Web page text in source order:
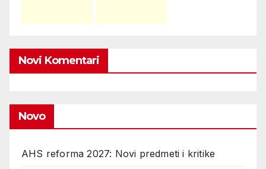
Novi Komentari
Novo
AHS reforma 2027: Novi predmeti i kritike